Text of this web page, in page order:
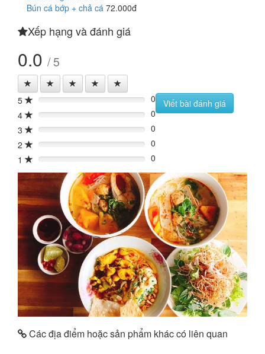
Bún cá bớp + chả cá 72.000đ
Xếp hạng và đánh giá
0.0 / 5
5 0%
0
4
0%
0
3
0%
0
2
0%
0
1
0% 0
Viết bài đánh giá
Các địa điểm hoặc sản phẩm khác có liên quan